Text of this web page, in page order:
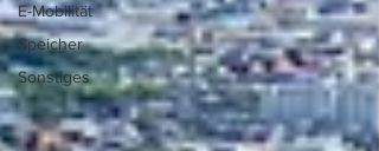
E-Mobilität
Speicher
Sonstiges